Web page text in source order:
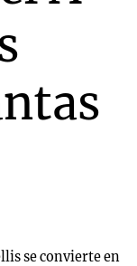
se convierte en